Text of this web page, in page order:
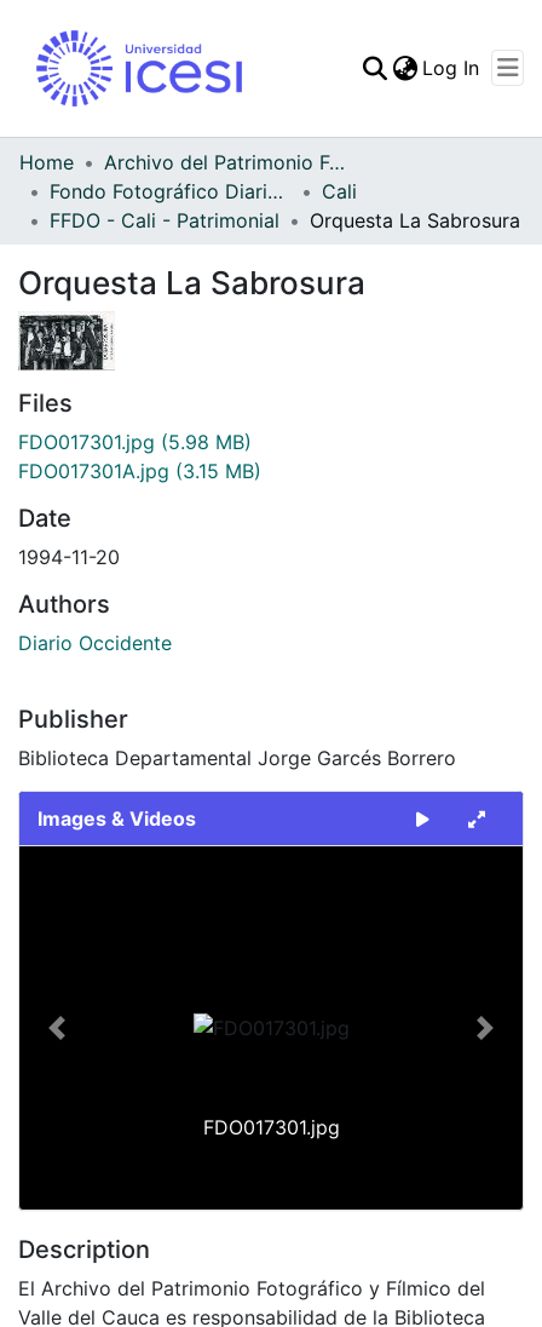
Statistics
Log In
Home
Archivo del Patrimonio Fotográfico y Fílmico del Valle del Cauca
Fondo Fotográfico Diario Occidente
Cali
FFDO - Cali - Patrimonial
Orquesta La Sabrosura
Orquesta La Sabrosura
Files
FDO017301.jpg (5.98 MB)
FDO017301A.jpg (3.15 MB)
Date
1994-11-20
Authors
Diario Occidente
Publisher
Biblioteca Departamental Jorge Garcés Borrero
Images & Videos
FDO017301.jpg
Previous Next
Description
El Archivo del Patrimonio Fotográfico y Fílmico del
Valle del Cauca es responsabilidad de la Biblioteca